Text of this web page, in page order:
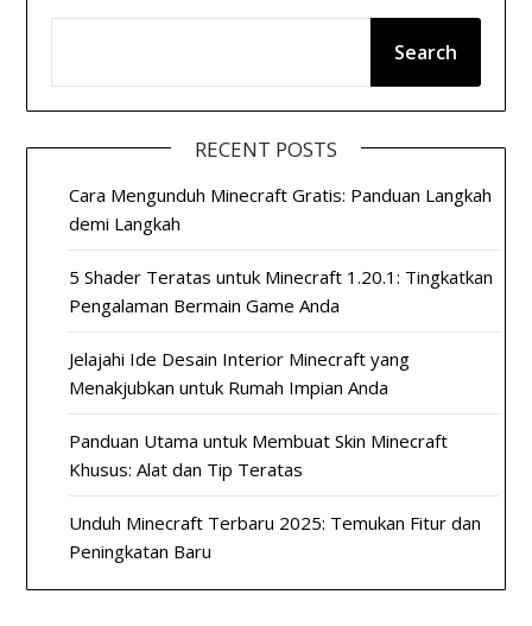
Search
RECENT POSTS
Cara Mengunduh Minecraft Gratis: Panduan Langkah
demi Langkah
5 Shader Teratas untuk Minecraft 1.20.1: Tingkatkan
Pengalaman Bermain Game Anda
Jelajahi Ide Desain Interior Minecraft yang
Menakjubkan untuk Rumah Impian Anda
Panduan Utama untuk Membuat Skin Minecraft
Khusus: Alat dan Tip Teratas
Unduh Minecraft Terbaru 2025: Temukan Fitur dan
Peningkatan Baru